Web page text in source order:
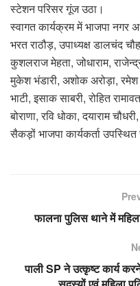
स्टेशन परिसर गूंज उठा।
स्वागत कार्यक्रम में भाजपा नगर
भरत राठौड़, उपाध्यक्ष डालचंद
कुशलराज मेहता, जोधाराम,
मुकेश भंडारी, अशोक अरोड़ा, रमेश
भाटी, इसाक साबरी, रोहित
बोराणा, रवि धोका, दयाराम
सैकड़ों भाजपा कार्यकर्ता उपस्थित
फालना पुलिस थाने में
पाली SP ने उत्कृष्ट कार्य